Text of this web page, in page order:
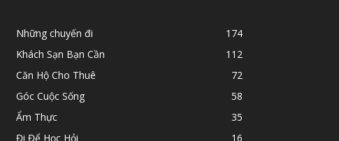
Những chuyến đi
174
Khách Sạn Bạn Cần
112
Căn Hộ Cho Thuê
72
Góc Cuộc Sống
58
Ẩm Thực
35
Đi Để Học Hỏi
16